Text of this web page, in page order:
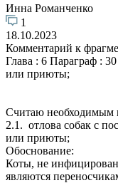
Инна Романченко
1
18.10.2023
Комментарий к
Глава : 6 Параграф :
или приюты;
Считаю необходимым
2.1. отлова собак с
или приюты;
Обоснование:
Коты, не
являются